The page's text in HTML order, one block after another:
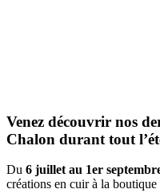
Venez découvrir nos
Chalon durant tout
Du 6 juillet au 1er
créations en cuir à la